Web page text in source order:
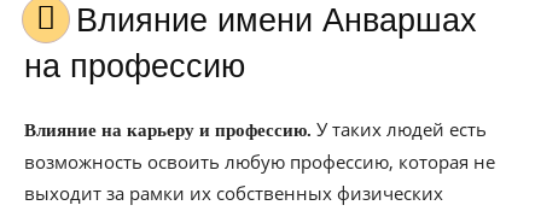
Влияние имени Анваршах
на профессию
Влияние на карьеру и профессию. У таких людей есть
возможность освоить любую профессию, которая не
выходит за рамки их собственных физических